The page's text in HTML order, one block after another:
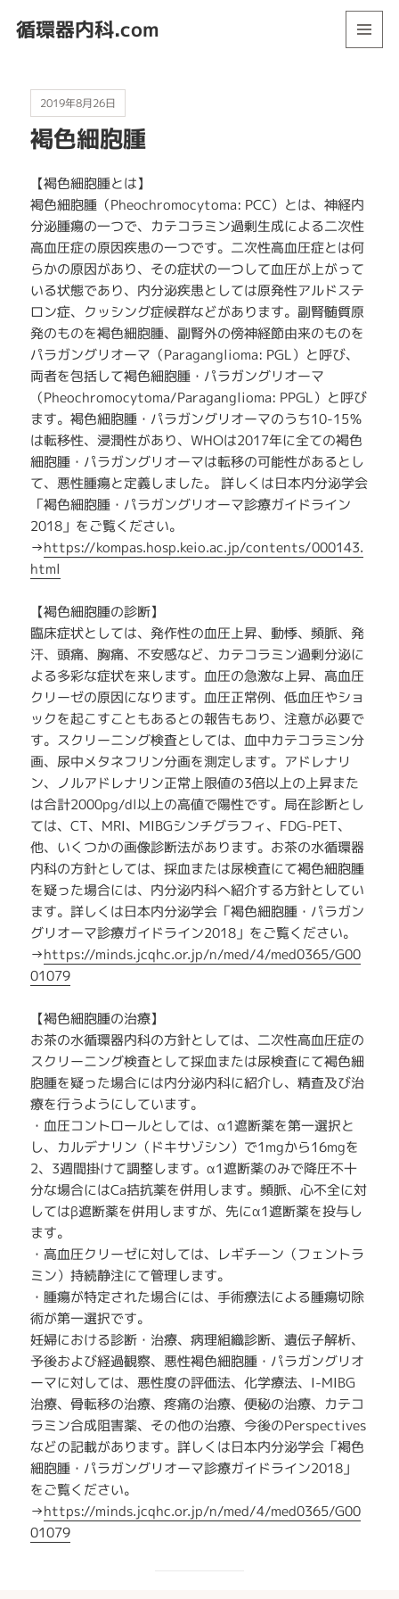
循環器内科.com
2019年8月26日
褐色細胞腫
【褐色細胞腫とは】
褐色細胞腫（Pheochromocytoma: PCC）とは、神経内
分泌腫瘍の一つで、カテコラミン過剰生成による二次性
高血圧症の原因疾患の一つです。二次性高血圧症とは何
らかの原因があり、その症状の一つして血圧が上がって
いる状態であり、内分泌疾患としては原発性アルドステ
ロン症、クッシング症候群などがあります。副腎髄質原
発のものを褐色細胞腫、副腎外の傍神経節由来のものを
パラガングリオーマ（Paraganglioma: PGL）と呼び、
両者を包括して褐色細胞腫・パラガングリオーマ
（Pheochromocytoma/Paraganglioma: PPGL）と呼び
ます。褐色細胞腫・パラガングリオーマのうち10-15％
は転移性、浸潤性があり、WHOは2017年に全ての褐色
細胞腫・パラガングリオーマは転移の可能性があるとし
て、悪性腫瘍と定義しました。 詳しくは日本内分泌学会
「褐色細胞腫・パラガングリオーマ診療ガイドライン
2018」をご覧ください。
→https://kompas.hosp.keio.ac.jp/contents/000143.
html
【褐色細胞腫の診断】
臨床症状としては、発作性の血圧上昇、動悸、頻脈、発
汗、頭痛、胸痛、不安感など、カテコラミン過剰分泌に
よる多彩な症状を来します。血圧の急激な上昇、高血圧
クリーゼの原因になります。血圧正常例、低血圧やショ
ックを起こすこともあるとの報告もあり、注意が必要で
す。スクリーニング検査としては、血中カテコラミン分
画、尿中メタネフリン分画を測定します。アドレナリ
ン、ノルアドレナリン正常上限値の3倍以上の上昇また
は合計2000pg/dl以上の高値で陽性です。局在診断とし
ては、CT、MRI、MIBGシンチグラフィ、FDG-PET、
他、いくつかの画像診断法があります。お茶の水循環器
内科の方針としては、採血または尿検査にて褐色細胞腫
を疑った場合には、内分泌内科へ紹介する方針としてい
ます。詳しくは日本内分泌学会「褐色細胞腫・パラガン
グリオーマ診療ガイドライン2018」をご覧ください。
→https://minds.jcqhc.or.jp/n/med/4/med0365/G00
01079
【褐色細胞腫の治療】
お茶の水循環器内科の方針としては、二次性高血圧症の
スクリーニング検査として採血または尿検査にて褐色細
胞腫を疑った場合には内分泌内科に紹介し、精査及び治
療を行うようにしています。
・血圧コントロールとしては、α1遮断薬を第一選択と
し、カルデナリン（ドキサゾシン）で1mgから16mgを
2、3週間掛けて調整します。α1遮断薬のみで降圧不十
分な場合にはCa拮抗薬を併用します。頻脈、心不全に対
してはβ遮断薬を併用しますが、先にα1遮断薬を投与し
ます。
・高血圧クリーゼに対しては、レギチーン（フェントラ
ミン）持続静注にて管理します。
・腫瘍が特定された場合には、手術療法による腫瘍切除
術が第一選択です。
妊婦における診断・治療、病理組織診断、遺伝子解析、
予後および経過観察、悪性褐色細胞腫・パラガングリオ
ーマに対しては、悪性度の評価法、化学療法、I-MIBG
治療、骨転移の治療、疼痛の治療、便秘の治療、カテコ
ラミン合成阻害薬、その他の治療、今後のPerspectives
などの記載があります。詳しくは日本内分泌学会「褐色
細胞腫・パラガングリオーマ診療ガイドライン2018」
をご覧ください。
→https://minds.jcqhc.or.jp/n/med/4/med0365/G00
01079